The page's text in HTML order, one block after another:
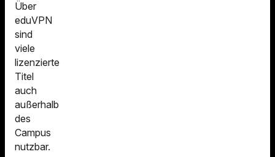
Über
eduVPN
sind
viele
lizenzierte
Titel
auch
außerhalb
des
Campus
nutzbar.